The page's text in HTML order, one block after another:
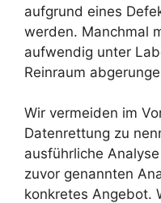
aufgrund eines
werden. Manchmal
aufwendig unter
Reinraum
Wir vermeiden im
Datenrettung zu
ausführliche
zuvor genannten
konkretes Angebot.